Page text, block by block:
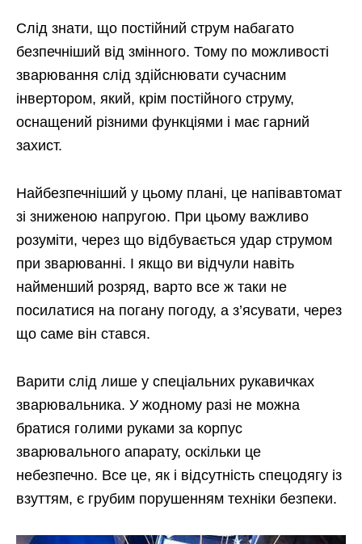
Слід знати, що постійний струм набагато
безпечніший від змінного. Тому по можливості
зварювання слід здійснювати сучасним
інвертором, який, крім постійного струму,
оснащений різними функціями і має гарний
захист.
Найбезпечніший у цьому плані, це напівавтомат
зі зниженою напругою. При цьому важливо
розуміти, через що відбувається удар струмом
при зварюванні. І якщо ви відчули навіть
найменший розряд, варто все ж таки не
посилатися на погану погоду, а з’ясувати, через
що саме він стався.
Варити слід лише у спеціальних рукавичках
зварювальника. У жодному разі не можна
братися голими руками за корпус
зварювального апарату, оскільки це
небезпечно. Все це, як і відсутність спецодягу із
взуттям, є грубим порушенням техніки безпеки.